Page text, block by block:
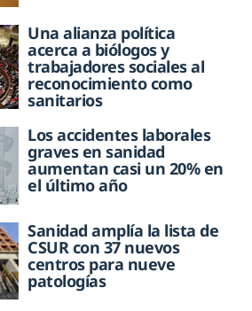
Una alianza política
acerca a biólogos y
trabajadores sociales al
reconocimiento como
sanitarios
Los accidentes laborales
graves en sanidad
aumentan casi un 20% en
el último año
Sanidad amplía la lista de
CSUR con 37 nuevos
centros para nueve
patologías